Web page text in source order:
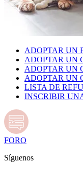
ADOPTAR UN
ADOPTAR UN
ADOPTAR UN
ADOPTAR UN
LISTA DE
INSCRIBIR
FORO
Síguenos